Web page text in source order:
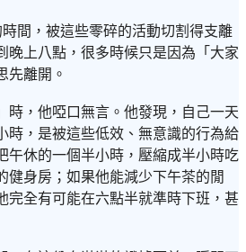
間，被這些零碎的活動切割得支離
晚上八點，很多時候只是因為「大家
先離開。
時，他啞口無言。他發現，自己一天
時，是被這些低效、無意識的行為給
午休的一個半小時，壓縮成半小時吃
健身房；如果他能減少下午茶的閒
完全有可能在六點半就準時下班，甚